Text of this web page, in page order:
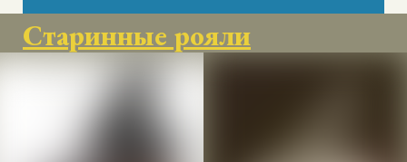
Старинные рояли